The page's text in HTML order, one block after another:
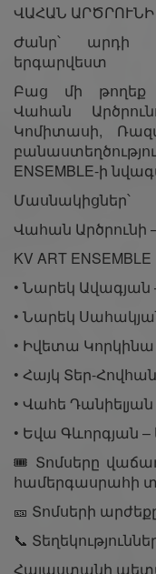
ՎԱՀԱՆ
Ժանր՝ արդի
երգարվեստ
Բաց մի թողեք
Վահան
Կոմիտասի,
ENSEMBLE-ի
Մասնակիցներ՝
Վահան Արծրունի
KV ART ENSEMBLE
• Նարեկ Ավագյան
• Նարեկ
• Իվետա Կորկինա
• Հայկ Տեր-
• Վահե
• Եվա Գևորգյան
🎟 Տոմսերը
համերգասրահի
🎫 Տոմսերի
📞
Հայաստանի